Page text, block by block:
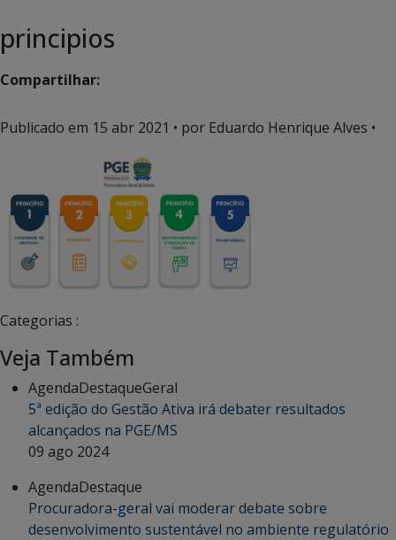
principios
Compartilhar:
Publicado em 15 abr 2021 • por Eduardo Henrique Alves •
Categorias :
Veja Também
AgendaDestaqueGeral
5ª edição do Gestão Ativa irá debater resultados
alcançados na PGE/MS
09 ago 2024
AgendaDestaque
Procuradora-geral vai moderar debate sobre
desenvolvimento sustentável no ambiente regulatório